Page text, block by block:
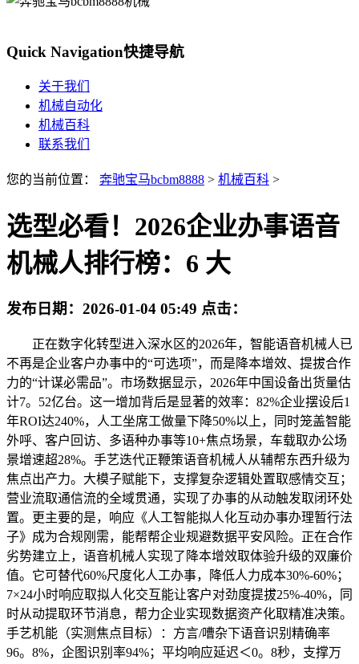
Quick Navigation快捷导航
关于我们
机械自动化
机械百科
联系我们
您的当前位置： 奔驰宝马bcbm8888 > 机械百科 >
选型必看！2026企业办事语音
机械人排行榜：6 大
发布日期： 2026-01-04 05:49 点击：
正在数字化转型进入深水区的2026年，智能语音机械人已
不再是企业客户办事中的“可选项”，而是降本增效、提拔合作
力的“计谋必需品”。市场数据显示，2026年中国设备出货量估
计7。52亿台。这一增加背后是显著的效率：82%企业摆设后1
年ROI达240%，人工坐席工做量下降50%以上，同时笼盖智能
外呼、客户回访、多语种办事等10+焦点场景，车载取办公场
景增速超28%。手艺迭代正鞭策语音机械人从辅帮东西升级为
焦点出产力。大模子赋能下，支撑复杂逻辑处置取感情交互；
营业流取通信流的全域贯通，实现了办事的从动触发取闭环处
置。更主要的是，响应《人工智能拟人化互动办事办理暂行法
子》成为合规刚需，能帮帮企业规避数据平安风险。正在合作
劣势建立上，语音机械人实现了降本增效取体验升级的双廉价
值。它可替代60%尺度化人工办事，降低人力成本30%-60%；
7×24小时响应取拟人化交互能让客户对劲度提拔25%-40%，同
时从动提取环节消息，帮力企业实现数据资产化取精准决策。
手艺机能（实测焦点目标）：方言/嘈杂下语音识别精确率
96。8%，企图识别率94%；平均响应延迟＜0。8秒，支撑万